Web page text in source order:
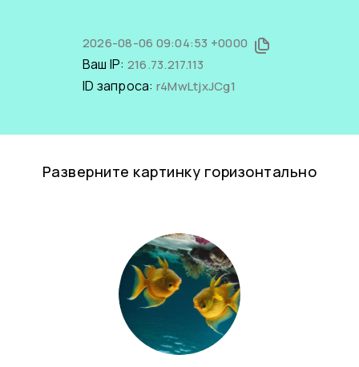
2026-08-06 09:04:53 +0000
Ваш IP: 216.73.217.113
ID запроса: r4MwLtjxJCg1
Разверните картинку горизонтально